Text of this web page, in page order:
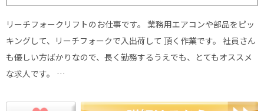
リーチフォークリフトのお仕事です。 業務用エアコンや部品をピッ
キングして、リーチフォークで入出荷して 頂く作業です。 社員さん
も優しい方ばかりなので、長く勤務するうえでも、とてもオススメ
な求人です。 …